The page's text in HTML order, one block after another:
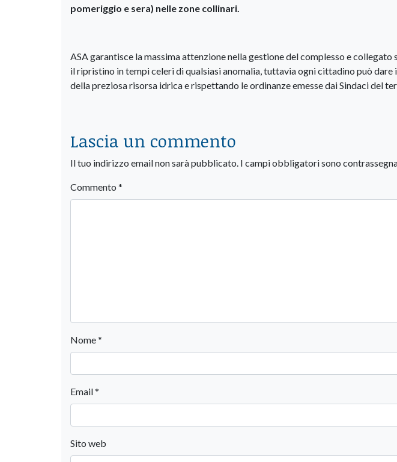
pomeriggio e sera) nelle zone collinari.
ASA garantisce la massima attenzione nella gestione del complesso e collegato
il ripristino in tempi celeri di qualsiasi anomalia, tuttavia ogni cittadino può
della preziosa risorsa idrica e rispettando le ordinanze emesse dai Sindaci del
Lascia un commento
Il tuo indirizzo email non sarà pubblicato. I campi obbligatori sono
Commento *
Nome*
Email*
Sito web